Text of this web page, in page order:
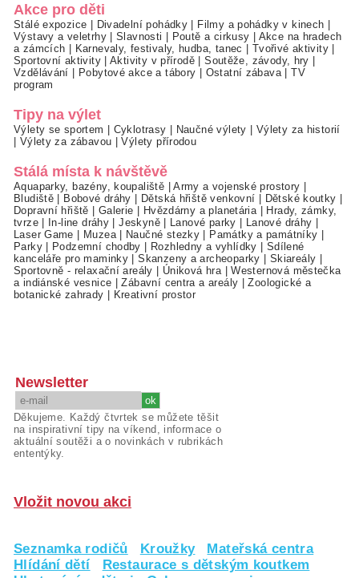
Akce pro děti
Stálé expozice | Divadelní pohádky | Filmy a pohádky v kinech |
Výstavy a veletrhy|Slavnosti | Poutě a cirkusy | Akce na hradech
a zámcích | Karnevaly, festivaly, hudba, tanec | Tvořivé aktivity |
Sportovní aktivity|Aktivity v přírodě |Soutěže, závody, hry |
Vzdělávání | Pobytové akce a tábory | Ostatní zábava |TV
program
Tipy na výlet
Výlety se sportem | Cyklotrasy | Naučné výlety | Výlety za historií
| Výlety za zábavou |Výlety přírodou
Stálá místa k návštěvě
Aquaparky, bazény, koupaliště |Army a vojenské prostory |
Bludiště | Bobové dráhy | Dětská hřiště venkovní | Dětské koutky |
Dopravní hřiště | Galerie | Hvězdárny a planetária | Hrady, zámky,
tvrze| In-line dráhy |Jeskyně| Lanové parky | Lanové dráhy |
Laser Game | Muzea| Naučné stezky | Památky a památníky |
Parky| Podzemní chodby | Rozhledny a vyhlídky | Sdílené
kanceláře pro maminky |Skanzeny a archeoparky | Skiareály |
Sportovně - relaxační areály | Úniková hra |Westernová městečka
a indiánské vesnice |Zábavní centra a areály |Zoologické a
botanické zahrady | Kreativní prostor
Newsletter
Děkujeme. Každý čtvrtek se můžete těšit
na inspirativní tipy na víkend, informace o
aktuální soutěži a o novinkách v rubrikách
ententýky.
Vložit novou akci
Seznamka rodičů Kroužky
Mateřská centra
Hlídání dětí
Restaurace s dětským koutkem